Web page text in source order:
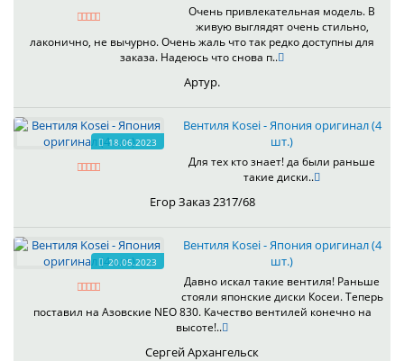
Очень привлекательная модель. В
живую выглядят очень стильно,
лаконично, не вычурно. Очень жаль что так редко доступны для
заказа. Надеюсь что снова п..
Артур.
18.06.2023
Вентиля Kosei - Япония оригинал (4
шт.)
Для тех кто знает! да были раньше
такие диски..
Егор Заказ 2317/68
20.05.2023
Вентиля Kosei - Япония оригинал (4
шт.)
Давно искал такие вентиля! Раньше
стояли японские диски Косеи. Теперь
поставил на Азовские NEO 830. Качество вентилей конечно на
высоте!..
Сергей Архангельск